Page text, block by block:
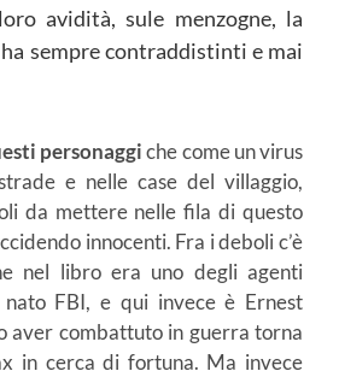
avidità, sule menzogne, la
sempre contraddistinti e mai
personaggiche come un virus
e nelle case del villaggio,
da mettere nelle fila di questo
innocenti. Fra i deboli c’è
nel libro era uno degli agenti
nato FBI, e qui invece è Ernest
aver combattuto in guerra torna
in cerca di fortuna. Ma invece